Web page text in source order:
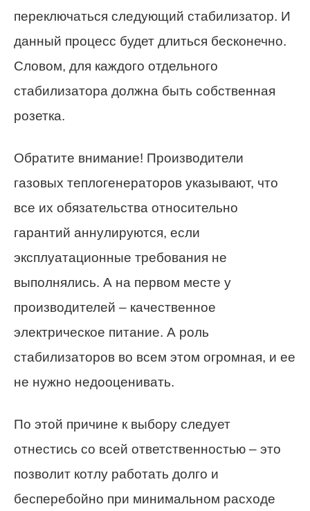
переключаться следующий стабилизатор. И
данный процесс будет длиться бесконечно.
Словом, для каждого отдельного
стабилизатора должна быть собственная
розетка.
Обратите внимание! Производители
газовых теплогенераторов указывают, что
все их обязательства относительно
гарантий аннулируются, если
эксплуатационные требования не
выполнялись. А на первом месте у
производителей – качественное
электрическое питание. А роль
стабилизаторов во всем этом огромная, и ее
не нужно недооценивать.
По этой причине к выбору следует
отнестись со всей ответственностью – это
позволит котлу работать долго и
бесперебойно при минимальном расходе